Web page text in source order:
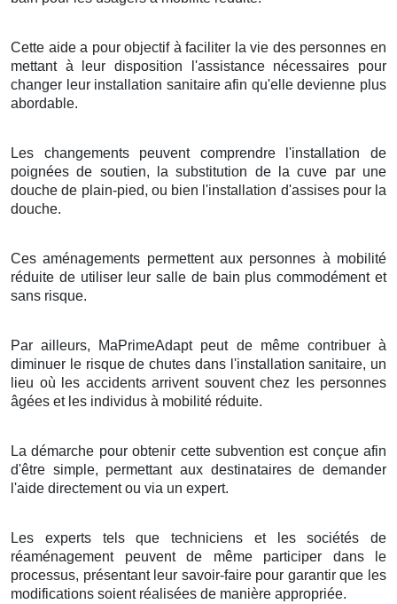
Cette aide a pour objectif à faciliter la vie des personnes en
mettant à leur disposition l'assistance nécessaires pour
changer leur installation sanitaire afin qu'elle devienne plus
abordable.
Les changements peuvent comprendre l'installation de
poignées de soutien, la substitution de la cuve par une
douche de plain-pied, ou bien l'installation d'assises pour la
douche.
Ces aménagements permettent aux personnes à mobilité
réduite de utiliser leur salle de bain plus commodément et
sans risque.
Par ailleurs, MaPrimeAdapt peut de même contribuer à
diminuer le risque de chutes dans l'installation sanitaire, un
lieu où les accidents arrivent souvent chez les personnes
âgées et les individus à mobilité réduite.
La démarche pour obtenir cette subvention est conçue afin
d'être simple, permettant aux destinataires de demander
l'aide directement ou via un expert.
Les experts tels que techniciens et les sociétés de
réaménagement peuvent de même participer dans le
processus, présentant leur savoir-faire pour garantir que les
modifications soient réalisées de manière appropriée.